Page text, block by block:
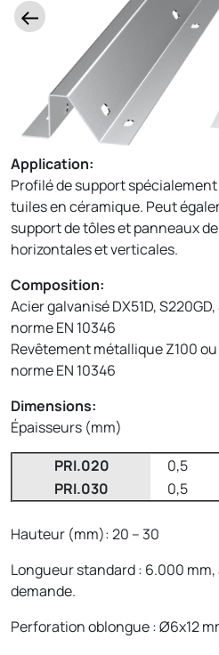
Application:
Profilé de support
tuiles en céramique. Peut
support de tôles et panneaux
horizontales et verticales.
Composition:
Acier galvanisé DX51D,
norme EN 10346
Revêtement métallique Z100
norme EN 10346
Dimensions:
Épaisseurs (mm)
PRI.020
0,5
PRI.030
0,5
Hauteur (mm): 20 – 30
Longueur standard : 6.000
demande.
Perforation oblongue : Ø6x12